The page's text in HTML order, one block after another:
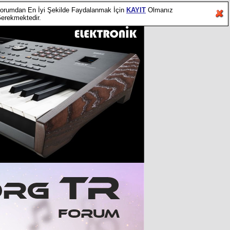
En İyi Şekilde Faydalanmak İçin KAYIT Olmanız